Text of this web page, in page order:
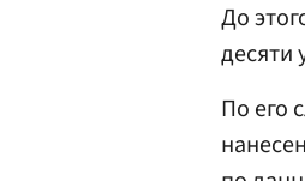
До
десяти
По его